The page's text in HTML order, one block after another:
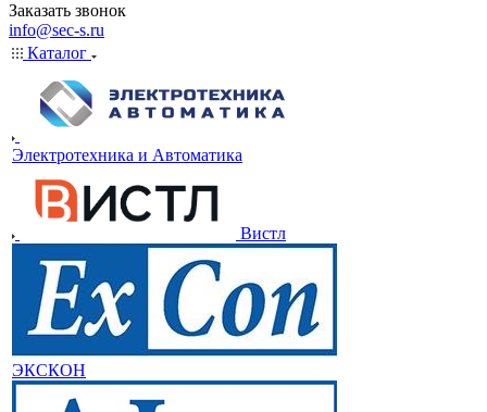
Заказать звонок
info@sec-s.ru
Каталог
Электротехника и Автоматика
Вистл
ЭКСКОН